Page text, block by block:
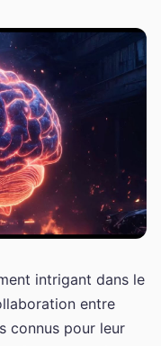
intrigant dans le
entre
connus pour leur